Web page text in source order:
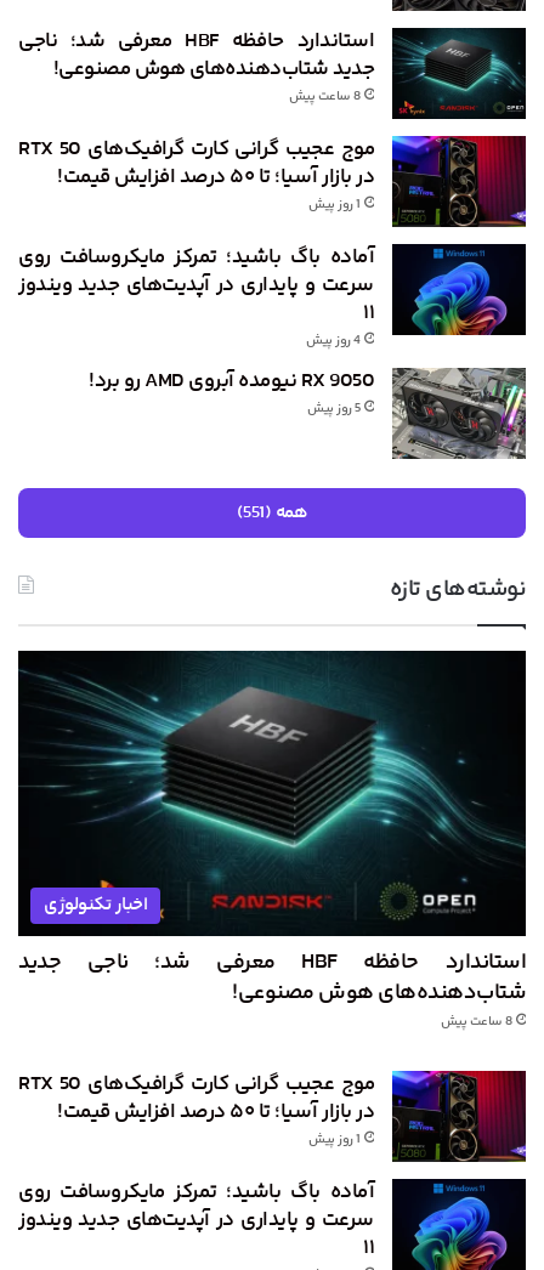
استاندارد حافظه HBF معرفی شد؛ ناجی
جدید شتاب‌دهنده‌های هوش مصنوعی!
8 ساعت پیش
موج عجیب گرانی کارت گرافیک‌های RTX 50
در بازار آسیا؛ تا ۵۰ درصد افزایش قیمت!
1 روز پیش
آماده باگ باشید؛ تمرکز مایکروسافت روی
سرعت و پایداری در آپدیت‌های جدید ویندوز
۱۱
4 روز پیش
RX 9050 نیومده آبروی AMD رو برد!
5 روز پیش
همه (551)
نوشته‌های تازه
اخبار تکنولوژی
استاندارد حافظه HBF معرفی شد؛ ناجی جدید
شتاب‌دهنده‌های هوش مصنوعی!
8 ساعت پیش
موج عجیب گرانی کارت گرافیک‌های RTX 50
در بازار آسیا؛ تا ۵۰ درصد افزایش قیمت!
1 روز پیش
آماده باگ باشید؛ تمرکز مایکروسافت روی
سرعت و پایداری در آپدیت‌های جدید ویندوز
۱۱